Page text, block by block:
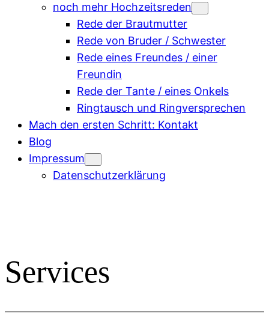
noch mehr Hochzeitsreden
Rede der Brautmutter
Rede von Bruder / Schwester
Rede eines Freundes / einer
Freundin
Rede der Tante / eines Onkels
Ringtausch und Ringversprechen
Mach den ersten Schritt: Kontakt
Blog
Impressum
Datenschutzerklärung
Services